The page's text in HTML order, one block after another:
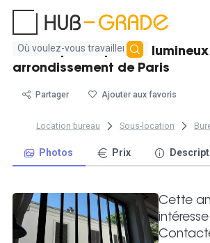
Aucun
Bureau pour 4 postes
arrondissement de Paris
Partager Ajouter aux favoris
Location bureau Sous-location
Photos Prix
Cette
intéresse